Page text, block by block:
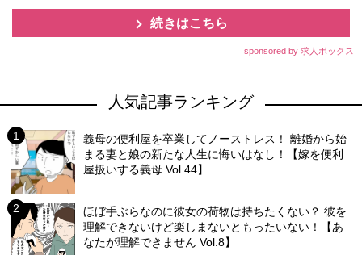
続きはこちら
sponsored by 求人ボックス
人気記事ランキング
義母の便利屋を卒業してノーストレス！ 離婚から始
まる妻と娘の新たな人生に悔いはなし！【嫁を便利
屋扱いする義母 Vol.44】
ほぼ手ぶらなのに彼女の荷物は持ちたくない？ 彼を
理解できないけど楽しまないともったいない！【あ
なたが理解できません Vol.8】